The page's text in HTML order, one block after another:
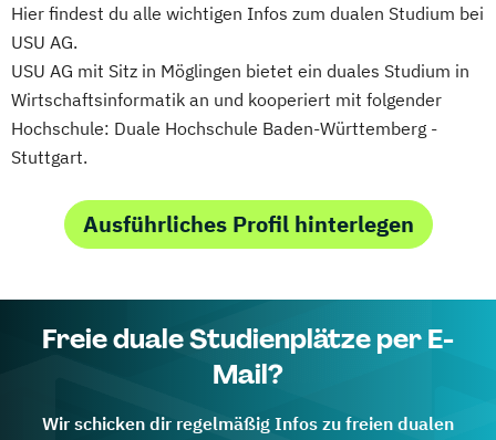
Hier findest du alle wichtigen Infos zum dualen Studium bei
USU AG.
USU AG mit Sitz in Möglingen bietet ein duales Studium in
Wirtschaftsinformatik an und kooperiert mit folgender
Hochschule: Duale Hochschule Baden-Württemberg -
Stuttgart.
Ausführliches Profil hinterlegen
Freie duale Studienplätze per E-
Mail?
Wir schicken dir regelmäßig Infos zu freien dualen